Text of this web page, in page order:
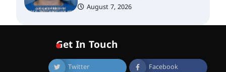
August 7, 2026
ഇരിങ്ങാലക്കുട – ഗുരുവായൂർ
യാഥാർത്ഥ്യമാകുന്നു
August 9, 2026
Get In Touch
Twitter Facebook